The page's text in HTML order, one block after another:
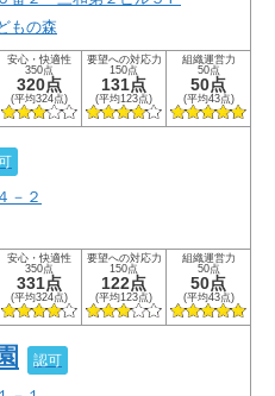
もの森
安心・快適性
350点
320点
(平均324点)
要望への対応力
150点
131点
(平均123点)
組織運営力
50点
50点
(平均43点)
－２
安心・快適性
350点
331点
(平均324点)
要望への対応力
150点
122点
(平均123点)
組織運営力
50点
50点
(平均43点)
認可